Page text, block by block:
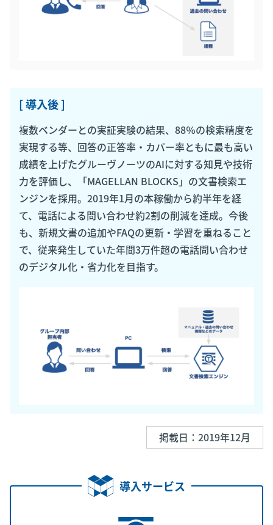
[ 導入後 ]
複数ベンダーとの実証実験の結果、88％の検索精度を
実現する等、回答の正答率・カバー率ともに最も高い
成績を上げたグルーヴノーツのAIに対する知見や技術
力を評価し、「MAGELLAN BLOCKS」の文書検索エ
ンジンを採用。2019年1月の本稼働から約半年を経
て、電話による問い合わせ約2割の削減を達成。今後
も、新規文書の追加やFAQの更新・学習を重ねること
で、従来発生していた年間3万件超の電話問い合わせ
のデジタル化・省力化を目指す。
掲載日：2019年12月
導入サービス